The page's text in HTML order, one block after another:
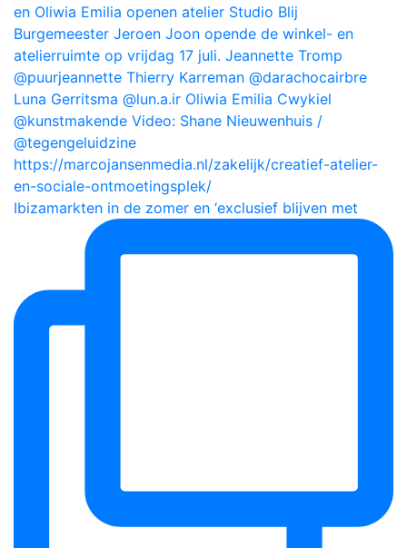
Ibizamarkten in de zomer en ‘exclusief blijven met